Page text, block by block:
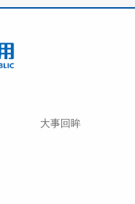
大事回眸